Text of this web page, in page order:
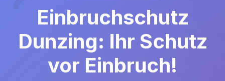
Einbruchschutz
Dunzing: Ihr Schutz
vor Einbruch!